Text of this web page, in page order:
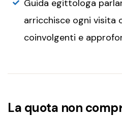
Guida egittologa
arricchisce ogni visita
coinvolgenti e
La quota non